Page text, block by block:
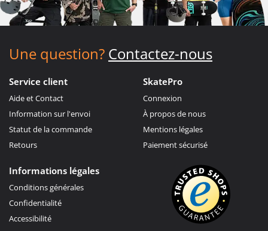
Une question? Contactez-nous
Service client
Aide et Contact
Information sur l'envoi
Statut de la commande
Retours
SkatePro
Connexion
À propos de nous
Mentions légales
Paiement sécurisé
Informations légales
Conditions générales
Confidentialité
Accessibilité